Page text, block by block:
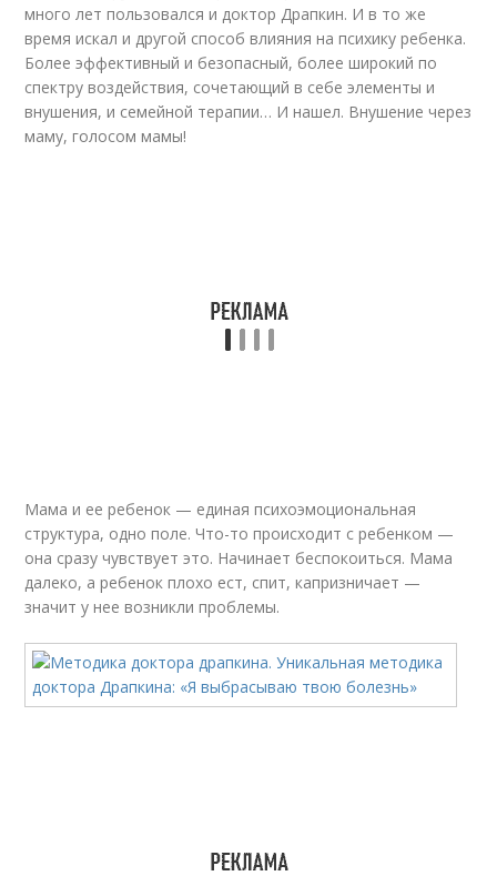
много лет пользовался и доктор Драпкин. И в то же
время искал и другой способ влияния на психику ребенка.
Более эффективный и безопасный, более широкий по
спектру воздействия, сочетающий в себе элементы и
внушения, и семейной терапии… И нашел. Внушение через
маму, голосом мамы!
Мама и ее ребенок — единая психоэмоциональная
структура, одно поле. Что-то происходит с ребенком —
она сразу чувствует это. Начинает беспокоиться. Мама
далеко, а ребенок плохо ест, спит, капризничает —
значит у нее возникли проблемы.